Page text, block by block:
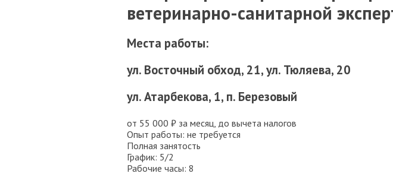
ветеринарно-санитарной
Места работы:
ул. Восточный обход, 21, ул. Тюляева, 20
ул. Атарбекова, 1, п. Березовый
от 55 000 ₽ за месяц, до вычета налогов
Опыт работы: не требуется
Полная занятость
График: 5/2
Рабочие часы: 8